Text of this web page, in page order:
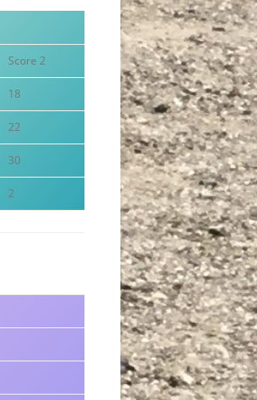
Score 2
18
22
30
2